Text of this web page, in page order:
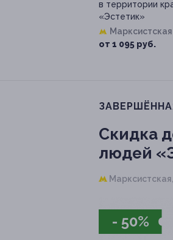
в территории
«Эстетик»
Марксистская
от 1 095 руб.
Скидка
людей
Марксистская,
- 50%